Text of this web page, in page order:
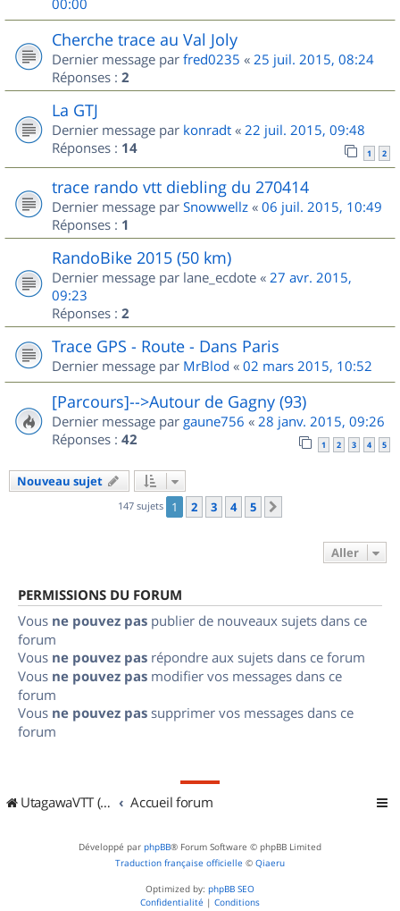
Cherche trace au Val Joly
Dernier message par fred0235 « 25 juil. 2015, 08:24
Réponses : 2
La GTJ
Dernier message par konradt « 22 juil. 2015, 09:48
Réponses : 14 1 2
trace rando vtt diebling du 270414
Dernier message par Snowwellz « 06 juil. 2015, 10:49
Réponses : 1
RandoBike 2015 (50 km)
Dernier message par lane_ecdote « 27 avr. 2015,
09:23
Réponses : 2
Trace GPS - Route - Dans Paris
Dernier message par MrBlod « 02 mars 2015, 10:52
[Parcours]-->Autour de Gagny (93)
Dernier message par gaune756 « 28 janv. 2015, 09:26
Réponses : 42 1 2 3 4 5
Nouveau sujet
147 sujets 1 2 3 4 5
Aller
PERMISSIONS DU FORUM
Vous ne pouvez pas publier de nouveaux sujets dans ce
forum
Vous ne pouvez pas répondre aux sujets dans ce forum
Vous ne pouvez pas modifier vos messages dans ce
forum
Vous ne pouvez pas supprimer vos messages dans ce
forum
UtagawaVTT (Randos VTT et VTTAE avec traces GPS) Accueil forum
Développé par phpBB® Forum Software © phpBB Limited
Traduction française officielle © Qiaeru
Optimized by: phpBB SEO
Confidentialité | Conditions